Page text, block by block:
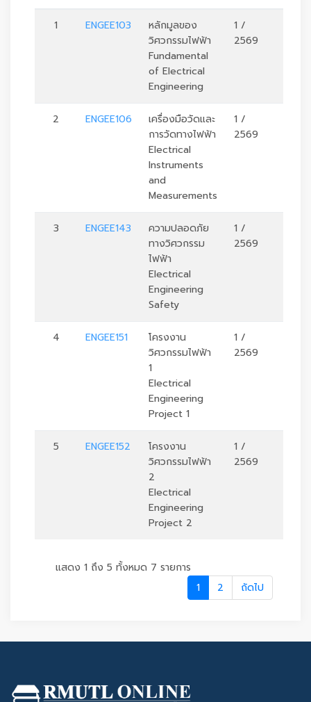
1 ENGEE103
หลักมูลของ
วิศวกรรมไฟฟ้า
Fundamental
of Electrical
Engineering
1 /
2569
2 ENGEE106
เครื่องมือวัดและ
การวัดทางไฟฟ้า
Electrical
Instruments
and
Measurements
1 /
2569
3 ENGEE143
ความปลอดภัย
ทางวิศวกรรม
ไฟฟ้า
Electrical
Engineering
Safety
1 /
2569
4 ENGEE151
โครงงาน
วิศวกรรมไฟฟ้า
1
Electrical
Engineering
Project 1
1 /
2569
5 ENGEE152
โครงงาน
วิศวกรรมไฟฟ้า
2
Electrical
Engineering
Project 2
1 /
2569
แสดง 1 ถึง 5 ทั้งหมด 7 รายการ
1
2 ถัดไป